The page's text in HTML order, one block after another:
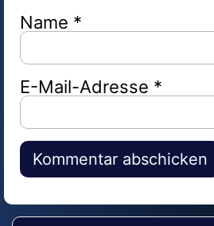
Name *
E-Mail-Adresse *
Alternative: